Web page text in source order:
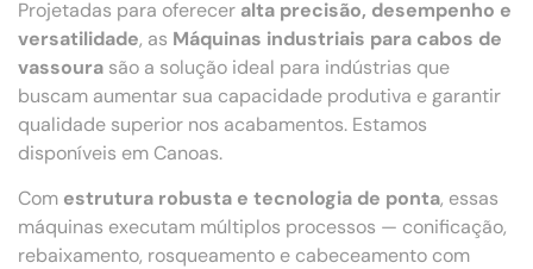
Projetadas para oferecer alta precisão, desempenho e
versatilidade, as Máquinas industriais para cabos de
vassoura são a solução ideal para indústrias que
buscam aumentar sua capacidade produtiva e garantir
qualidade superior nos acabamentos. Estamos
disponíveis em Canoas.
Com estrutura robusta e tecnologia de ponta, essas
máquinas executam múltiplos processos — conificação,
rebaixamento, rosqueamento e cabeceamento com